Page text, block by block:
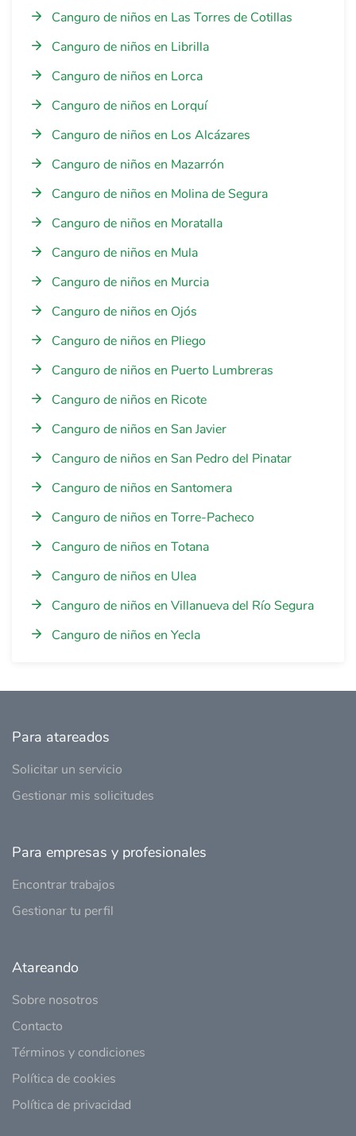
Canguro de niños en Las Torres de Cotillas
Canguro de niños en Librilla
Canguro de niños en Lorca
Canguro de niños en Lorquí
Canguro de niños en Los Alcázares
Canguro de niños en Mazarrón
Canguro de niños en Molina de Segura
Canguro de niños en Moratalla
Canguro de niños en Mula
Canguro de niños en Murcia
Canguro de niños en Ojós
Canguro de niños en Pliego
Canguro de niños en Puerto Lumbreras
Canguro de niños en Ricote
Canguro de niños en San Javier
Canguro de niños en San Pedro del Pinatar
Canguro de niños en Santomera
Canguro de niños en Torre-Pacheco
Canguro de niños en Totana
Canguro de niños en Ulea
Canguro de niños en Villanueva del Río Segura
Canguro de niños en Yecla
Para atareados
Solicitar un servicio
Gestionar mis solicitudes
Para empresas y profesionales
Encontrar trabajos
Gestionar tu perfil
Atareando
Sobre nosotros
Contacto
Términos y condiciones
Política de cookies
Política de privacidad